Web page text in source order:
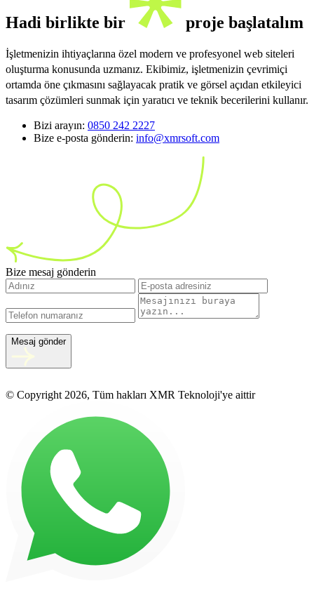
Hadi birlikte bir proje başlatalım
İşletmenizin ihtiyaçlarına özel modern ve profesyonel web siteleri
oluşturma konusunda uzmanız. Ekibimiz, işletmenizin çevrimiçi
ortamda öne çıkmasını sağlayacak pratik ve görsel açıdan etkileyici
tasarım çözümleri sunmak için yaratıcı ve teknik becerilerini kullanır.
Bizi arayın: 0850 242 2227
Bize e-posta gönderin: info@xmrsoft.com
Bize mesaj gönderin
Mesaj gönder
© Copyright 2026, Tüm hakları XMR Teknoloji'ye aittir